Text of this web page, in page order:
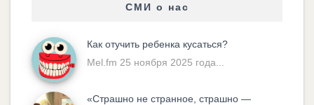
СМИ о нас
Как отучить ребенка кусаться?
Mel.fm 25 ноября 2025 года...
«Cтрашно не странное, страшно —